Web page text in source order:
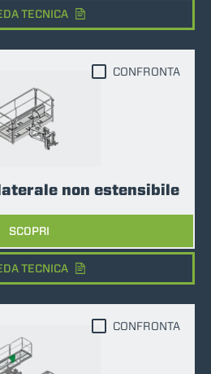
TECNICA
non estensibile
SCOPRI
CONFRONTA
TECNICA
CONFRONTA